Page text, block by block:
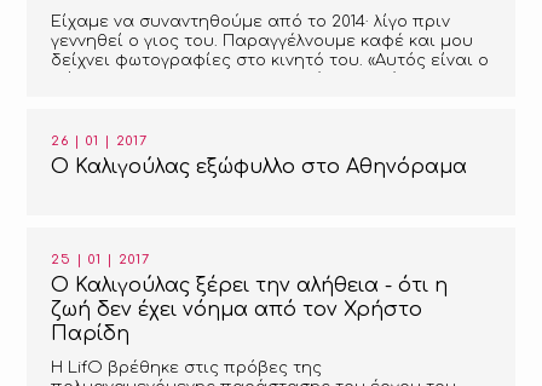
Είχαμε να συναντηθούμε από το 2014· λίγο πριν
γεννηθεί ο γιος του. Παραγγέλνουμε καφέ και μου
δείχνει φωτογραφίες στο κινητό του. «Αυτός είναι ο
«Προσπαθώ να είμαι συνεχώς δίπλα στα παιδιά
μου», λέει ο Γιάννης Στάνκογλου.
26 | 01 | 2017
Ο Καλιγούλας εξώφυλλο στο Αθηνόραμα
25 | 01 | 2017
Ο Καλιγούλας ξέρει την αλήθεια - ότι η
ζωή δεν έχει νόημα από τον Χρήστο
Παρίδη
Η LifO βρέθηκε στις πρόβες της